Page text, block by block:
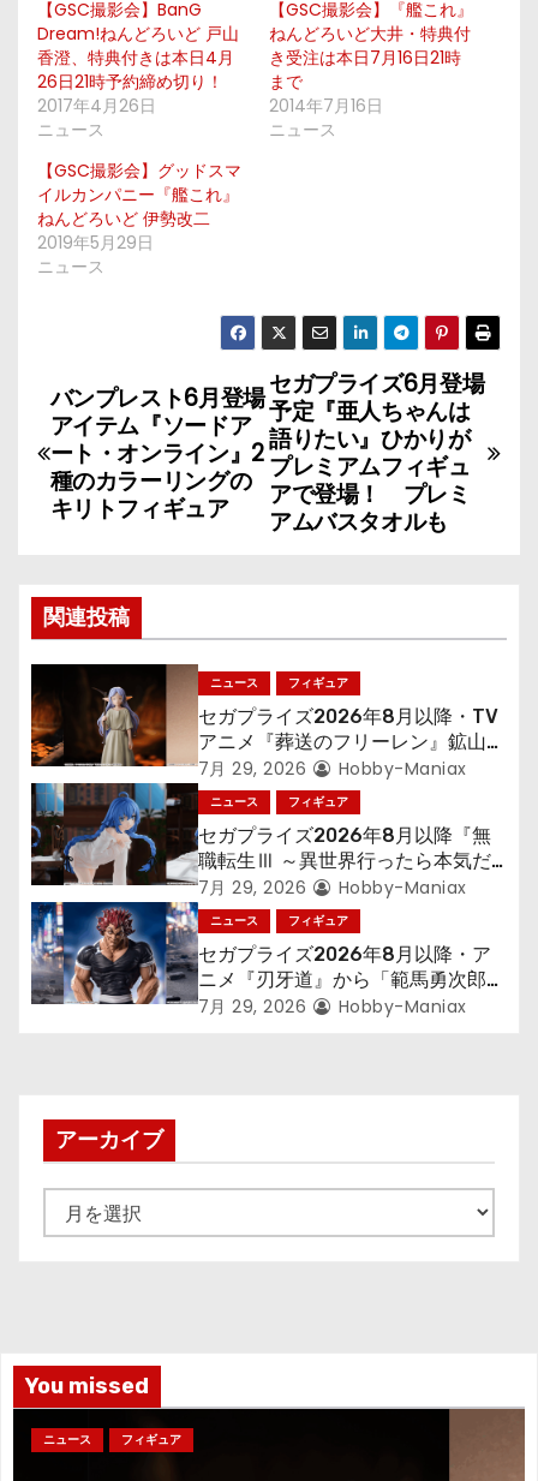
【GSC撮影会】BanG
Dream!ねんどろいど 戸山
香澄、特典付きは本日4月
26日21時予約締め切り！
2017年4月26日
ニュース
【GSC撮影会】『艦これ』
ねんどろいど大井・特典付
き受注は本日7月16日21時
まで
2014年7月16日
ニュース
【GSC撮影会】グッドスマ
イルカンパニー『艦これ』
ねんどろいど 伊勢改二
2019年5月29日
ニュース
投
稿
ナ
ゲ
ー
シ
ョ
ン
セガプライズ6月登場
予定『亜人ちゃんは
語りたい』ひかりが
プレミアムフィギュ
アで登場！ プレミ
アムバスタオルも
バンプレスト6月登場
アイテム『ソードア
ート・オンライン』2
種のカラーリングの
キリトフィギュア
関連投稿
ニュース フィギュア
セガプライズ2026年8月以降・TV
アニメ『葬送のフリーレン』鉱山で
300年働くことになっっちゃった
「フリーレン」を立体化！
7月 29, 2026 Hobby-Maniax
ニュース フィギュア
セガプライズ2026年8月以降『無
職転生Ⅲ ～異世界行ったら本気だ
す～』から「ロキシー」のフィギュ
アが登場！
7月 29, 2026 Hobby-Maniax
ニュース フィギュア
セガプライズ2026年8月以降・ア
ニメ『刃牙道』から「範馬勇次郎」
が登場ッッ!!
7月 29, 2026 Hobby-Maniax
アーカイブ
ー
You missed
ニュース フィギュア